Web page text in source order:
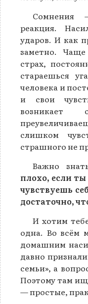
Сомнения
реакция.
ударов. И как
заметно.
страх,
стараешься
человека и
и свои
слишком
страшного не
Важно
плохо, если
чувствуешь
достаточно,
И хотим
одна. Во всём
домашним
давно
семьи», а
Поэтому там
— простые,